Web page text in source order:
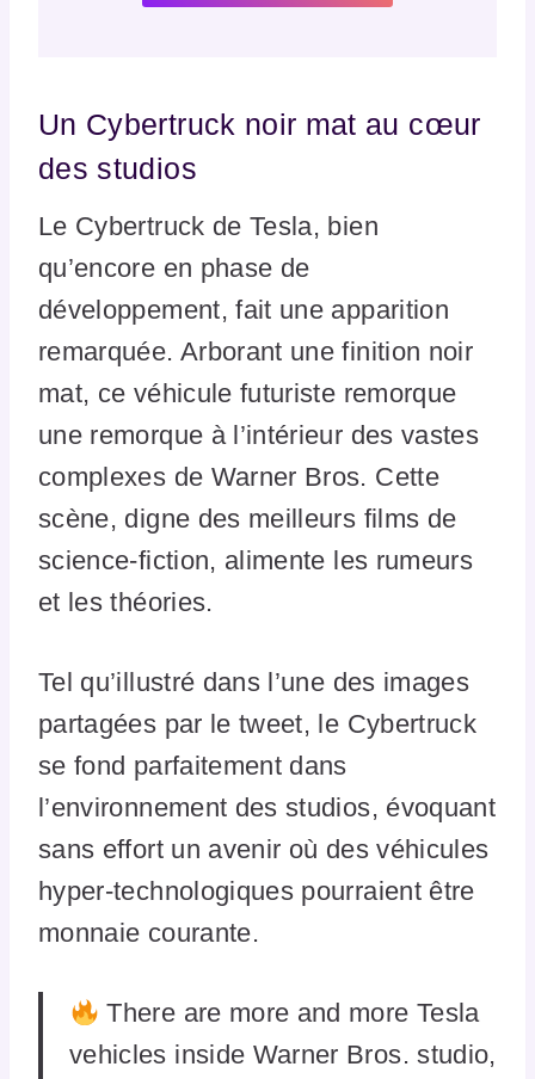
Un Cybertruck noir mat au cœur
des studios
Le Cybertruck de Tesla, bien
qu’encore en phase de
développement, fait une apparition
remarquée. Arborant une finition noir
mat, ce véhicule futuriste remorque
une remorque à l’intérieur des vastes
complexes de Warner Bros. Cette
scène, digne des meilleurs films de
science-fiction, alimente les rumeurs
et les théories.
Tel qu’illustré dans l’une des images
partagées par le tweet, le Cybertruck
se fond parfaitement dans
l’environnement des studios, évoquant
sans effort un avenir où des véhicules
hyper-technologiques pourraient être
monnaie courante.
There are more and more Tesla
vehicles inside Warner Bros. studio,